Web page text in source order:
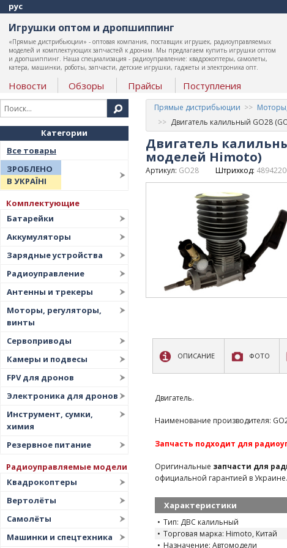
рус
Игрушки оптом и дропшиппинг
«Прямые дистрибьюции» - оптовая компания, поставщик игрушек, радиоуправляемых
моделей и комплектующих запчастей к дронам. Мы предлагаем купить игрушки оптом
и дропшиппинг. Наша специализация - радиоуправление: квадрокоптеры, самолеты,
катера, машинки, роботы, запчасти, детские игрушки, гаджеты и электроника опт.
Новости Обзоры Прайсы Поступления
Категории
Все товары
ЗРОБЛЕНО
В УКРАЇНІ
Комплектующие
Батарейки
Аккумуляторы
Зарядные устройства
Радиоуправление
Антенны и трекеры
Моторы, регуляторы,
винты
Сервоприводы
Камеры и подвесы
FPV для дронов
Электроника для дронов
Инструмент, сумки,
химия
Резервное питание
Радиоуправляемые модели
Квадрокоптеры
Вертолёты
Самолёты
Машинки и спецтехника
Прямые дистрибьюции
Двигатель калильный GO28
Двигатель
моделей Himoto)
Артикул: GO28 Штрихкод:
ОПИСАНИЕ ФОТО
Двигатель.
Наименование производителя:
Запчасть подходит для
Оригинальные запчасти для
официальной гарантией в Украине.
Характеристики
Тип: ДВС калильный
Торговая марка: Himoto, Китай
Назначение: Автомодели